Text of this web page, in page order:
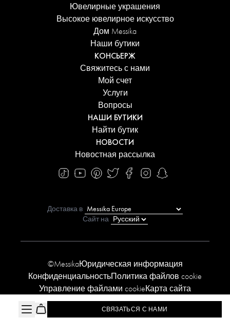
СВЯЗАТЬСЯ С НАМИ
Ювелирные украшения
Высокое ювелирное искусство
Дом Messika
Наши бутики
КОНСЬЕРЖ
Свяжитесь с нами
Мой счет
Услуги
Вопросы
НАШИ БУТИКИ
Найти бутик
НОВОСТИ
Новостная рассылка
©MessikaЮридическая информация
КонфиденциальностьПолитика файлов cookie
Управление файлами cookieКарта сайта
Заявление о доступности
Доставка в
Сайт на